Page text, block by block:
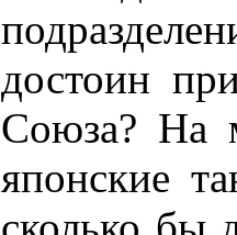
достоин
Союза? На
японские